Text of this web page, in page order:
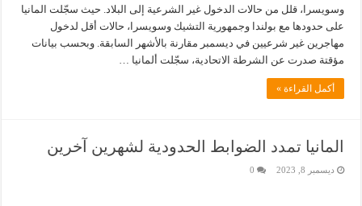
وسويسرا، قلل من حالات الدخول غير الشرعية إلى البلاد. حيث سجّلت المانيا
على حدودها مع بولندا وجمهورية التشيك وسويسرا، حالات أقل لدخول
مهاجرين غير شرعيين في ديسمبر مقارنة بالأشهر السابقة. وبحسب بيانات
مؤقتة صدرت عن الشرطة الاتحادية، سجّلت ألمانيا …
أكمل القراءة »
المانيا تمدد الضوابط الحدودية لشهرين آخرين
ديسمبر 8, 2023 0